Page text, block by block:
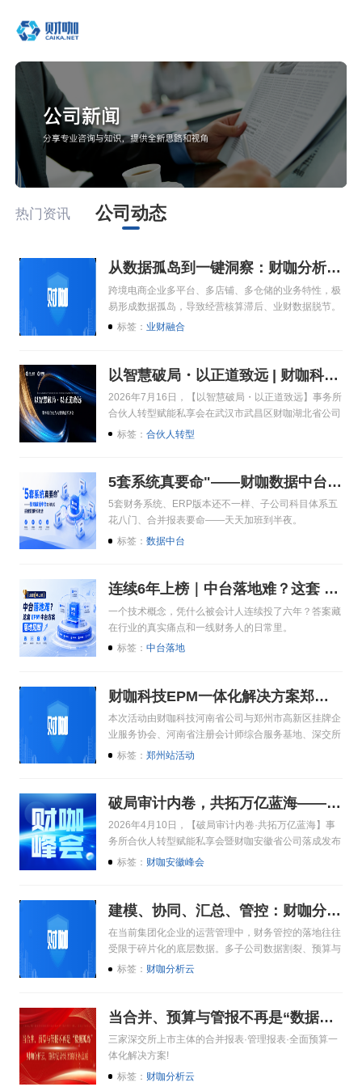
热门资讯 公司动态
从数据孤岛到一键洞察：财咖分析云助力跨境电商实现业财融合
跨境电商企业多平台、多店铺、多仓储的业务特性，极
易形成数据孤岛，导致经营核算滞后、业财数据脱节。
标签：业财融合
以智慧破局・以正道致远 | 财咖科技事务所合伙人转型赋能私享会（武汉站）圆满举行
2026年7月16日，【以智慧破局・以正道致远】事务所
合伙人转型赋能私享会在武汉市武昌区财咖湖北省公司
圆满举办。
标签：合伙人转型
5套系统真要命"——财咖数据中台如何轻松接通集团所有数据
5套财务系统、ERP版本还不一样、子公司科目体系五
花八门、合并报表要命——天天加班到半夜。
标签：数据中台
连续6年上榜｜中台落地难？这套 EPM 中台方案落地见效
一个技术概念，凭什么被会计人连续投了六年？答案藏
在行业的真实痛点和一线财务人的日常里。
标签：中台落地
财咖科技EPM一体化解决方案郑州闭门会落幕，聚焦上市公司财务数字化，以EPM方案破解合并管报预算痛点
本次活动由财咖科技河南省公司与郑州市高新区挂牌企
业服务协会、河南省注册会计师综合服务基地、深交所
河南基地联合举办，专为上市公司财务负责人及核心财
标签：郑州站活动
破局审计内卷，共拓万亿蓝海——财咖携分析云助力审计人成功转型升级
2026年4月10日，【破局审计内卷·共拓万亿蓝海】事
务所合伙人转型赋能私享会暨财咖安徽省公司落成发布
会在安徽合肥圆满举办。
标签： 财咖安徽峰会
建模、协同、汇总、管控：财咖分析云如何赋能集团企业重塑财务管控价值？
在当前集团化企业的运营管理中，财务管控的落地往往
受限于碎片化的底层数据。多子公司数据割裂、预算与
报表体系调整周期冗长，已成为财务部的一大顽疾。当
率。
标签： 财咖分析云
当合并、预算与管报不再是“数据孤岛”——财咖分析云，重构复杂集团的财务底座
三家深交所上市主体的合并报表·管理报表·全面预算一
体化解决方案!
标签： 财咖分析云